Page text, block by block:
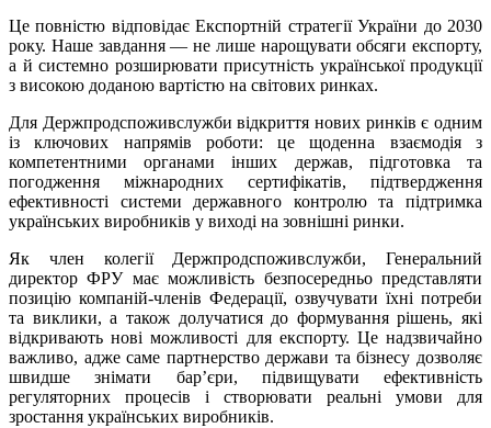
Це повністю відповідає Експортній стратегії України до 2030
року. Наше завдання — не лише нарощувати обсяги експорту,
а й системно розширювати присутність української продукції
з високою доданою вартістю на світових ринках.
Для Держпродспоживслужби відкриття нових ринків є одним
із ключових напрямів роботи: це щоденна взаємодія з
компетентними органами інших держав, підготовка та
погодження міжнародних сертифікатів, підтвердження
ефективності системи державного контролю та підтримка
українських виробників у виході на зовнішні ринки.
Як член колегії Держпродспоживслужби, Генеральний
директор ФРУ має можливість безпосередньо представляти
позицію компаній-членів Федерації, озвучувати їхні потреби
та виклики, а також долучатися до формування рішень, які
відкривають нові можливості для експорту. Це надзвичайно
важливо, адже саме партнерство держави та бізнесу дозволяє
швидше знімати бар’єри, підвищувати ефективність
регуляторних процесів і створювати реальні умови для
зростання українських виробників.